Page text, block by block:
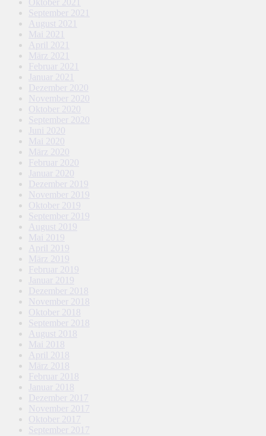
Oktober 2021
September 2021
August 2021
Mai 2021
April 2021
März 2021
Februar 2021
Januar 2021
Dezember 2020
November 2020
Oktober 2020
September 2020
Juni 2020
Mai 2020
März 2020
Februar 2020
Januar 2020
Dezember 2019
November 2019
Oktober 2019
September 2019
August 2019
Mai 2019
April 2019
März 2019
Februar 2019
Januar 2019
Dezember 2018
November 2018
Oktober 2018
September 2018
August 2018
Mai 2018
April 2018
März 2018
Februar 2018
Januar 2018
Dezember 2017
November 2017
Oktober 2017
September 2017